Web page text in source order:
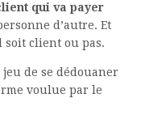
qui va payer
d’autre. Et
soit client ou pas.
de se dédouaner
voulue par le